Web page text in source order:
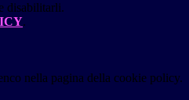
disabilitarli.
.
nella pagina della cookie policy.